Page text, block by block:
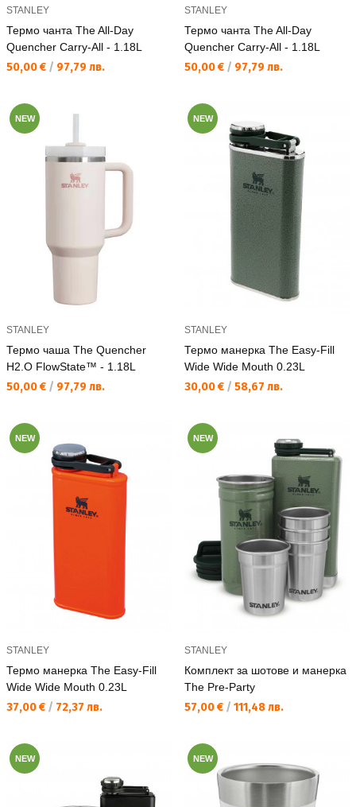
STANLEY
Термо чанта The All-Day
Quencher Carry-All - 1.18L
Текуща цена:
50,00 € / 97,79 лв.
STANLEY
Термо чанта The All-Day
Quencher Carry-All - 1.18L
Текуща цена:
50,00 € / 97,79 лв.
NEW
STANLEY
Термо чаша The Quencher
H2.O FlowState™ - 1.18L
Текуща цена:
50,00 € / 97,79 лв.
NEW
STANLEY
Термо манерка The Easy-Fill
Wide Wide Mouth 0.23L
Текуща цена:
30,00 € / 58,67 лв.
NEW
STANLEY
Термо манерка The Easy-Fill
Wide Wide Mouth 0.23L
Текуща цена:
37,00 € / 72,37 лв.
NEW
STANLEY
Комплект за шотове и манерка
The Pre-Party
Текуща цена:
57,00 € / 111,48 лв.
NEW NEW